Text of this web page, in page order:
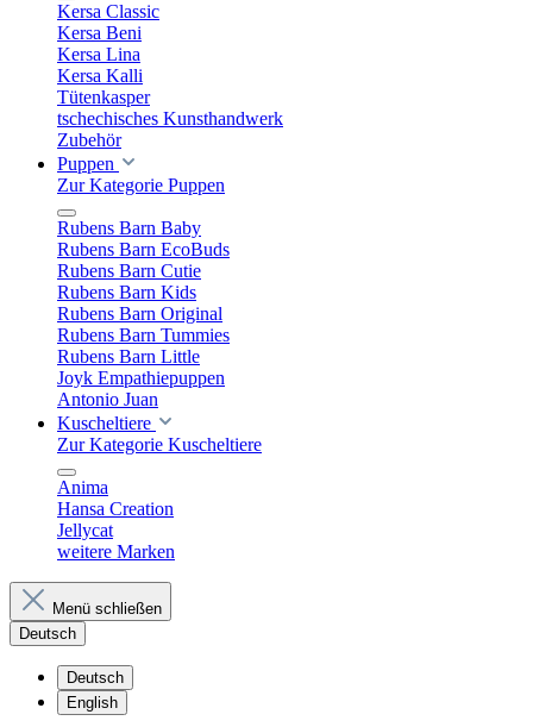
Kersa Classic
Kersa Beni
Kersa Lina
Kersa Kalli
Tütenkasper
tschechisches Kunsthandwerk
Zubehör
Puppen
Zur Kategorie Puppen
Rubens Barn Baby
Rubens Barn EcoBuds
Rubens Barn Cutie
Rubens Barn Kids
Rubens Barn Original
Rubens Barn Tummies
Rubens Barn Little
Joyk Empathiepuppen
Antonio Juan
Kuscheltiere
Zur Kategorie Kuscheltiere
Anima
Hansa Creation
Jellycat
weitere Marken
Menü schließen
Deutsch
Deutsch
English